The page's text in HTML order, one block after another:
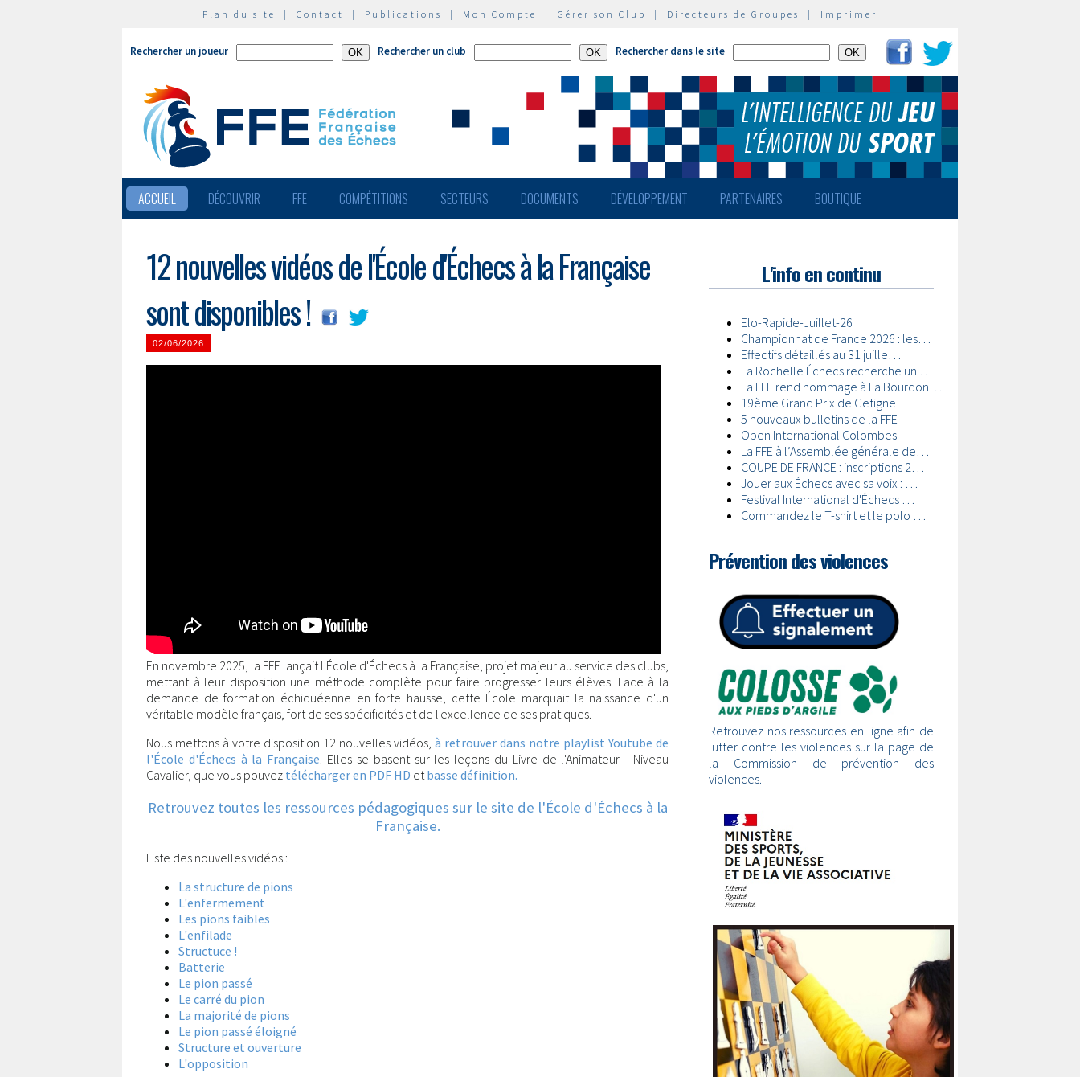
Plan du site | Contact | Publications | Mon Compte | Gérer son Club | Directeurs de Groupes | Imprimer
Rechercher un joueur Rechercher un club Rechercher dans le site
ACCUEIL DÉCOUVRIR FFE COMPÉTITIONS SECTEURS DOCUMENTS DÉVELOPPEMENT PARTENAIRES BOUTIQUE
12 nouvelles vidéos de l'École d'Échecs à la Française
sont disponibles !
02/06/2026
En novembre 2025, la FFE lançait l'École d'Échecs à la Française, projet majeur au service des clubs,
mettant à leur disposition une méthode complète pour faire progresser leurs élèves. Face à la
demande de formation échiquéenne en forte hausse, cette École marquait la naissance d'un
véritable modèle français, fort de ses spécificités et de l'excellence de ses pratiques.
Nous mettons à votre disposition 12 nouvelles vidéos, à retrouver dans notre playlist Youtube de
l'École d'Échecs à la Française. Elles se basent sur les leçons du Livre de l'Animateur - Niveau
Cavalier, que vous pouvez télécharger en PDF HD etbasse définition.
Retrouvez toutes les ressources pédagogiques sur le site de l'École d'Échecs à la
Française.
Liste des nouvelles vidéos :
La structure de pions
L'enfermement
Les pions faibles
L'enfilade
Structuce !
Batterie
Le pion passé
Le carré du pion
La majorité de pions
Le pion passé éloigné
Structure et ouverture
L'opposition
L'info en continu
Prévention des violences
Retrouvez nos ressources en ligne afin de
lutter contre les violences sur la page de
la Commission de prévention des
violences.